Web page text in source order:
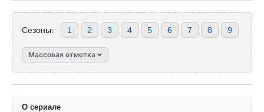
Сезоны: 1 2 3 4 5 6 7 8 9
Массовая отметка
О сериале